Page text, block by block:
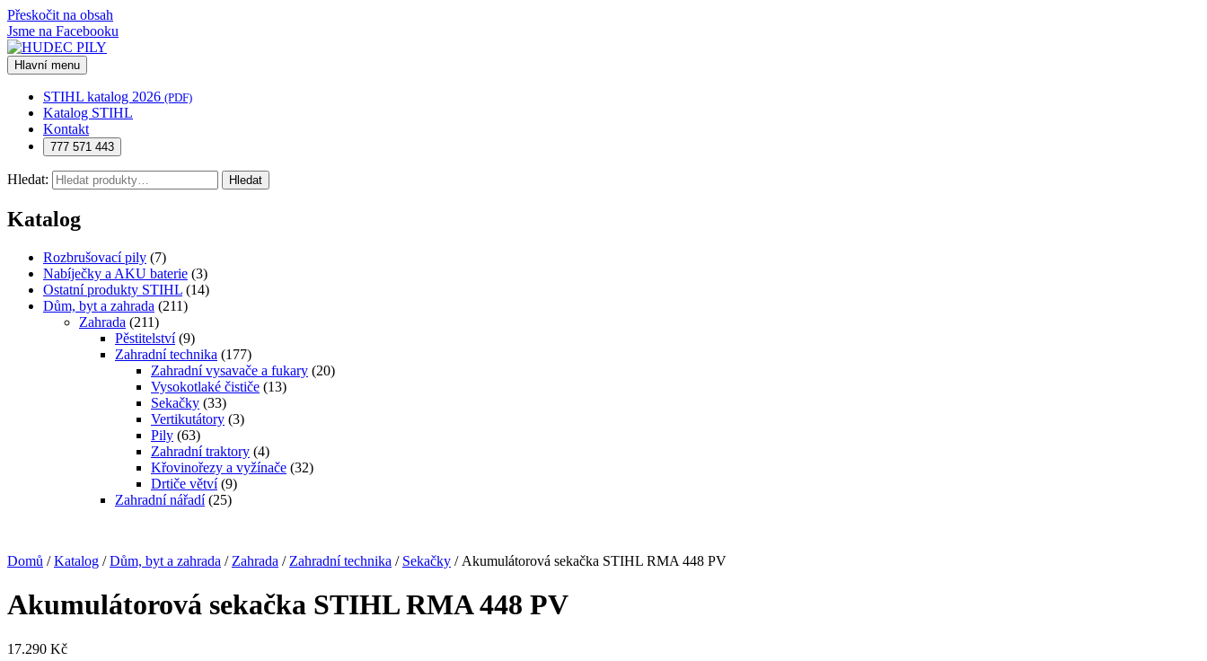
Přeskočit na obsah
Jsme na Facebooku
Hlavní menu
STIHL katalog 2026 (PDF)
Katalog STIHL
Kontakt
777 571 443
Hledat: Hledat
Katalog
Rozbrušovací pily (7)
Nabíječky a AKU baterie (3)
Ostatní produkty STIHL (14)
Dům, byt a zahrada (211)
Zahrada (211)
Pěstitelství (9)
Zahradní technika (177)
Zahradní vysavače a fukary (20)
Vysokotlaké čističe (13)
Sekačky (33)
Vertikutátory (3)
Pily (63)
Zahradní traktory (4)
Křovinořezy a vyžínače (32)
Drtiče větví (9)
Zahradní nářadí (25)
Domů /Katalog /Dům, byt a zahrada / Zahrada / Zahradní technika / Sekačky / Akumulátorová sekačka STIHL RMA 448 PV
Akumulátorová sekačka STIHL RMA 448 PV
17.290 Kč